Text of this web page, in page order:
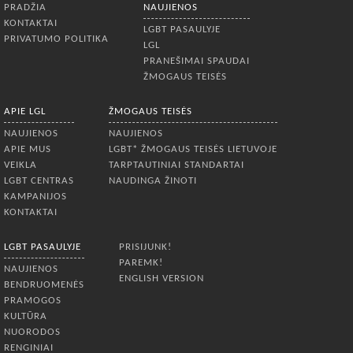
PRADŽIA
KONTAKTAI
PRIVATUMO POLITIKA
NAUJIENOS
LGBT PASAULYJE
LGL
PRANEŠIMAI SPAUDAI
ŽMOGAUS TEISĖS
APIE LGL
NAUJIENOS
APIE MUS
VEIKLA
LGBT CENTRAS
KAMPANIJOS
KONTAKTAI
ŽMOGAUS TEISĖS
NAUJIENOS
LGBT* ŽMOGAUS TEISĖS LIETUVOJE
TARPTAUTINIAI STANDARTAI
NAUDINGA ŽINOTI
LGBT PASAULYJE
NAUJIENOS
BENDRUOMENĖS
PRAMOGOS
KULTŪRA
NUORODOS
RENGINIAI
PRISIJUNK!
PAREMK!
ENGLISH VERSION